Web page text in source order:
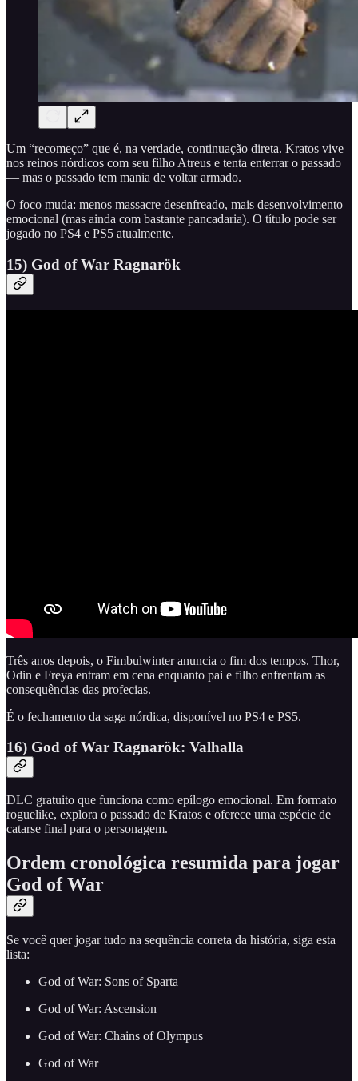
Um “recomeço” que é, na verdade, continuação direta. Kratos vive
nos reinos nórdicos com seu filho Atreus e tenta enterrar o passado
— mas o passado tem mania de voltar armado.
O foco muda: menos massacre desenfreado, mais desenvolvimento
emocional (mas ainda com bastante pancadaria). O título pode ser
jogado no PS4 e PS5 atualmente.
15) God of War Ragnarök
Três anos depois, o Fimbulwinter anuncia o fim dos tempos. Thor,
Odin e Freya entram em cena enquanto pai e filho enfrentam as
consequências das profecias.
É o fechamento da saga nórdica, disponível no PS4 e PS5.
16) God of War Ragnarök: Valhalla
DLC gratuito que funciona como epílogo emocional. Em formato
roguelike, explora o passado de Kratos e oferece uma espécie de
catarse final para o personagem.
Ordem cronológica resumida para jogar
God of War
Se você quer jogar tudo na sequência correta da história, siga esta
lista:
God of War: Sons of Sparta
God of War: Ascension
God of War: Chains of Olympus
God of War